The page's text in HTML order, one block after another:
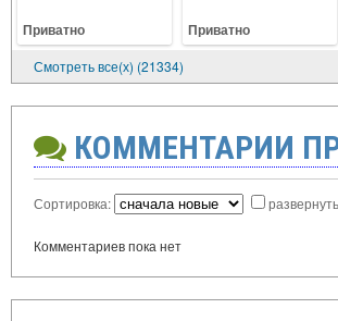
Приватно Приватно
Смотреть все(х) (21334)
КОММЕНТАРИИ
Сортировка:
Комментариев пока нет